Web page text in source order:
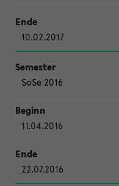
10.02.2017
SoSe 2016
11.04.2016
22.07.2016